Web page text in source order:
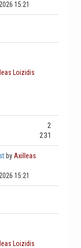
15:21
Loizidis
2
231
by Axilleas
15:21
Loizidis